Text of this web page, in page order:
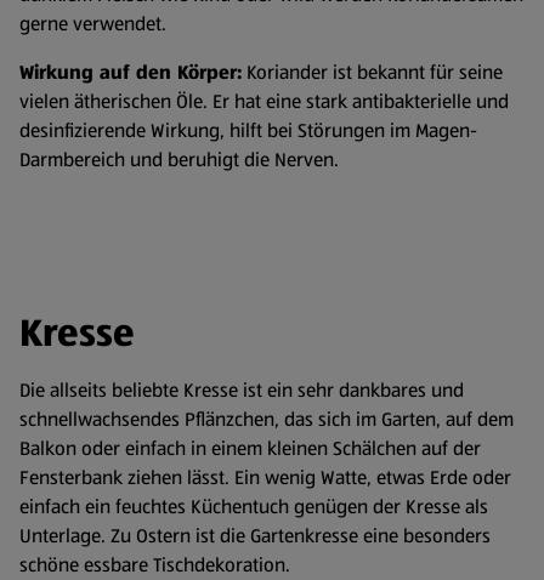
gerne verwendet.
Wirkung auf den Körper: Koriander ist bekannt für seine
vielen ätherischen Öle. Er hat eine stark antibakterielle und
desinfizierende Wirkung, hilft bei Störungen im Magen-
Darmbereich und beruhigt die Nerven.
Kresse
Die allseits beliebte Kresse ist ein sehr dankbares und
schnellwachsendes Pflänzchen, das sich im Garten, auf dem
Balkon oder einfach in einem kleinen Schälchen auf der
Fensterbank ziehen lässt. Ein wenig Watte, etwas Erde oder
einfach ein feuchtes Küchentuch genügen der Kresse als
Unterlage. Zu Ostern ist die Gartenkresse eine besonders
schöne essbare Tischdekoration.